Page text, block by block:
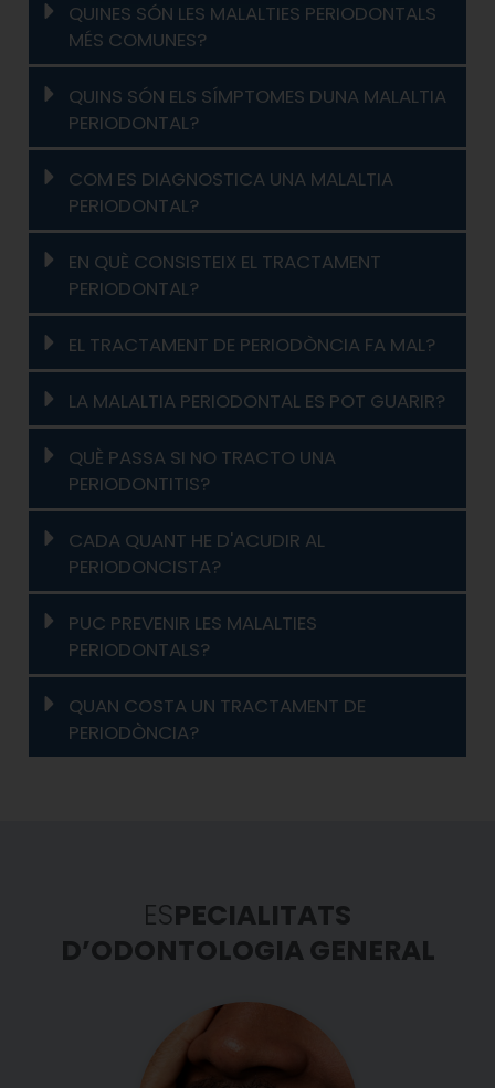
QUINES SÓN LES MALALTIES PERIODONTALS
MÉS COMUNES?
QUINS SÓN ELS SÍMPTOMES DUNA MALALTIA
PERIODONTAL?
COM ES DIAGNOSTICA UNA MALALTIA
PERIODONTAL?
EN QUÈ CONSISTEIX EL TRACTAMENT
PERIODONTAL?
EL TRACTAMENT DE PERIODÒNCIA FA MAL?
LA MALALTIA PERIODONTAL ES POT GUARIR?
QUÈ PASSA SI NO TRACTO UNA
PERIODONTITIS?
CADA QUANT HE D'ACUDIR AL
PERIODONCISTA?
PUC PREVENIR LES MALALTIES
PERIODONTALS?
QUAN COSTA UN TRACTAMENT DE
PERIODÒNCIA?
ESPECIALITATS
D’ODONTOLOGIA GENERAL